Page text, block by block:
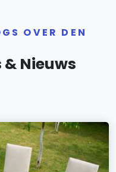
OVER DEN
Nieuws